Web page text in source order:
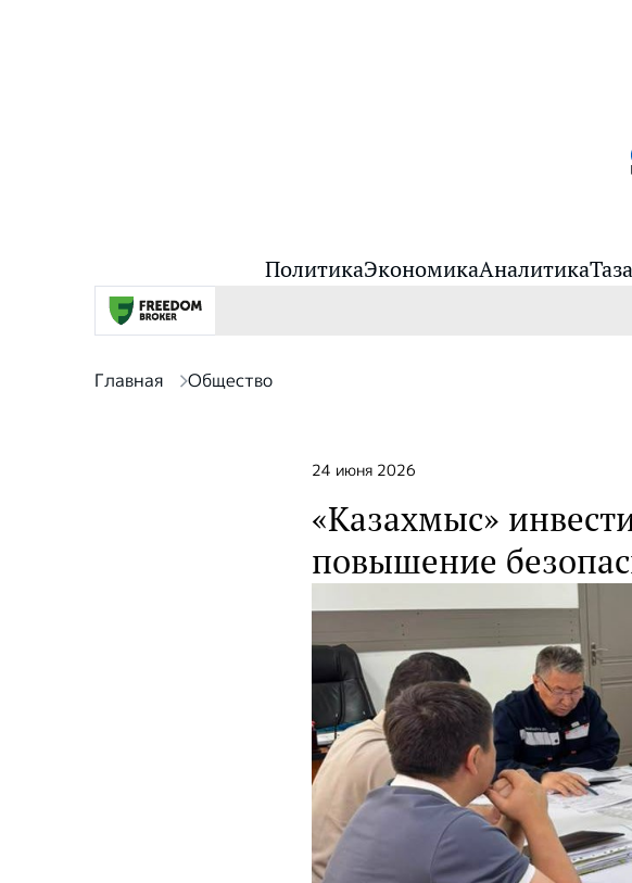
ПолитикаЭкономикаАналитика
Главная Общество
24 июня 2026
«Казахмыс»
повышение